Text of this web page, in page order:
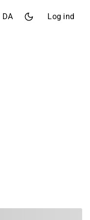
DA Log ind